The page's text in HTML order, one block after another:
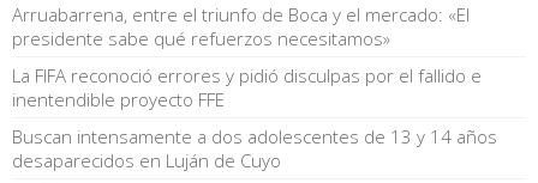
Arruabarrena, entre el triunfo de Boca y el mercado: «El
presidente sabe qué refuerzos necesitamos»
La FIFA reconoció errores y pidió disculpas por el fallido e
inentendible proyecto FFE
Buscan intensamente a dos adolescentes de 13 y 14 años
desaparecidos en Luján de Cuyo